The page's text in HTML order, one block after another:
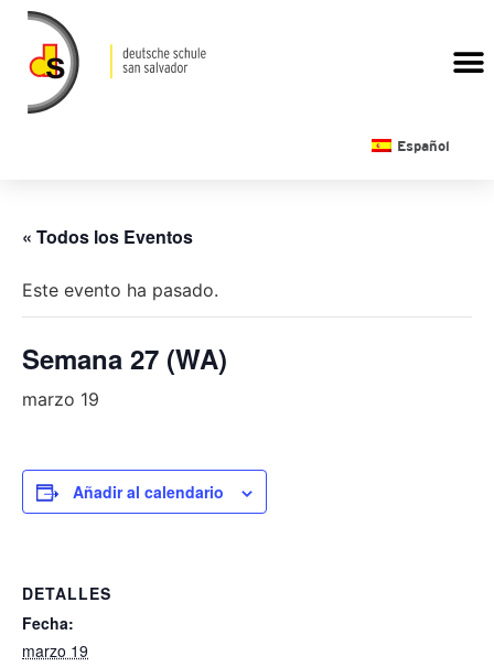
Español
« Todos los Eventos
Este evento ha pasado.
Semana 27 (WA)
marzo 19
Añadir al calendario
DETALLES
Fecha:
marzo 19